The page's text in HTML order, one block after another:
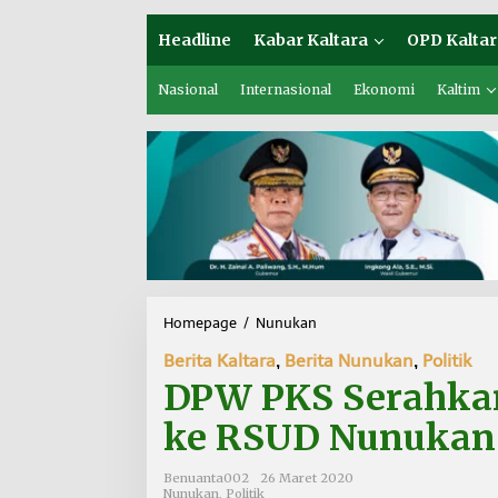
Headline Kabar Kaltara OPD
Nasional Internasional Ekonomi Kaltim
Homepage / Nunukan
W
P
K
S
r
Berita Kaltara, Berita Nunukan, Politik
DPW PKS
ke RSUD Nunukan
Benuanta002
26 Maret 2020
Nunukan Politik